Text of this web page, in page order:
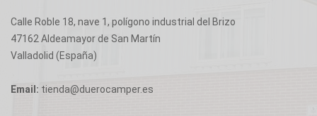
Calle Roble 18, nave 1, polígono industrial del Brizo
47162 Aldeamayor de San Martín
Valladolid (España)
Email: tienda@duerocamper.es